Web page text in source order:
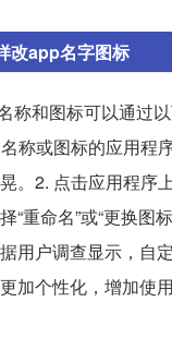
改app名字图标
称和图标可以通过
称或图标的应用程
。2. 点击应用程序上
“重命名”或“更换图
用户调查显示，自
加个性化，增加使